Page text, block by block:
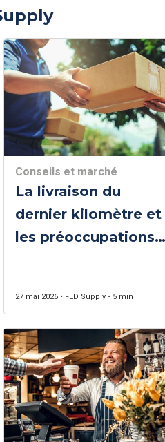
Conseils et marché
La livraison du
dernier kilomètre et
les préoccupations
27 mai 2026 • FED Supply • 5 min